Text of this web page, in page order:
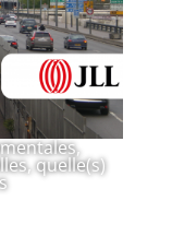
quelle(s)